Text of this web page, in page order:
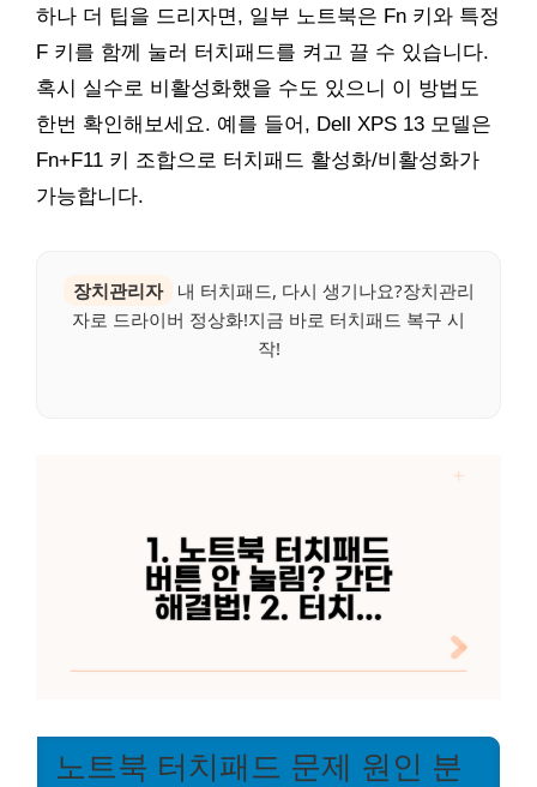
하나 더 팁을 드리자면, 일부 노트북은 Fn 키와 특정
F 키를 함께 눌러 터치패드를 켜고 끌 수 있습니다.
혹시 실수로 비활성화했을 수도 있으니 이 방법도
한번 확인해보세요. 예를 들어, Dell XPS 13 모델은
Fn+F11 키 조합으로 터치패드 활성화/비활성화가
가능합니다.
장치관리자
내 터치패드, 다시 생기나요?장치관리
자로 드라이버 정상화!지금 바로 터치패드 복구 시
작!
노트북 터치패드 문제 원인 분